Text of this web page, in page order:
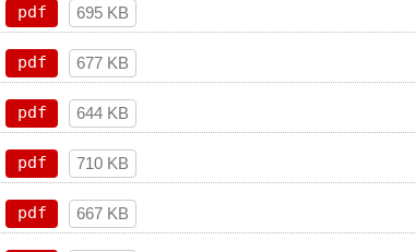
pdf 695 KB
pdf 677 KB
pdf 644 KB
pdf 710 KB
pdf 667 KB